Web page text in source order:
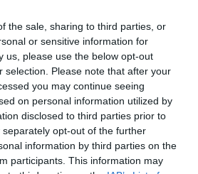
the sale, sharing to third parties, or
or sensitive information for
us, please use the below opt-out
selection. Please note that after your
you may continue seeing
on personal information utilized by
disclosed to third parties prior to
opt-out of the further
information by third parties on the
participants. This information may
han hecho absolutamente nada
Madrid sigue la estela de los países
capeando el temporal
sino que de verdad están
Pero acá, no acaba el
de nuestra economía porque la
Mercado Abierto es la cristalización
a España desde hace varios años
Europea: el mercado único. De